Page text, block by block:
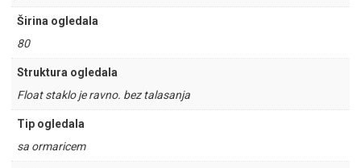
Širina ogledala
80
Struktura ogledala
Float staklo je ravno. bez talasanja
Tip ogledala
sa ormaricem